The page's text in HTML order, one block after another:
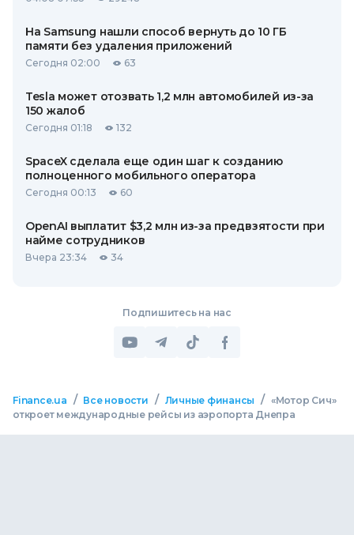
На Samsung нашли способ вернуть до 10 ГБ
памяти без удаления приложений
Сегодня 02:00 63
Tesla может отозвать 1,2 млн автомобилей из-за
150 жалоб
Сегодня 01:18 132
SpaceX сделала еще один шаг к созданию
полноценного мобильного оператора
Сегодня 00:13 60
OpenAI выплатит $3,2 млн из-за предвзятости при
найме сотрудников
Вчера 23:34 34
Подпишитесь на нас
Finance.ua / Все новости / Личные финансы / «Мотор Сич»
откроет международные рейсы из аэропорта Днепра